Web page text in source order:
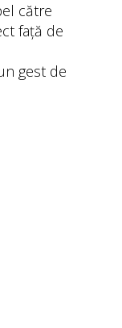
către
față de
gest de